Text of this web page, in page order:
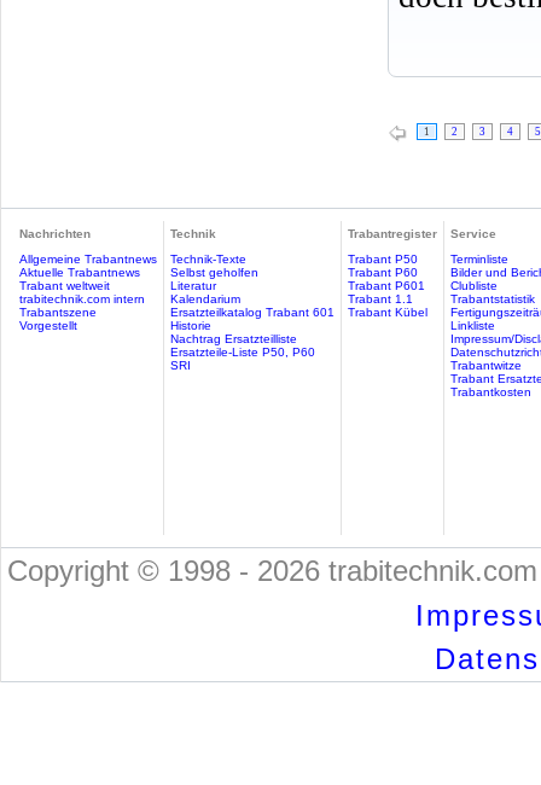
1 2 3 4 5
Nachrichten
Allgemeine Trabantnews
Aktuelle Trabantnews
Trabant weltweit
trabitechnik.com intern
Trabantszene
Vorgestellt
Technik
Technik-Texte
Selbst geholfen
Literatur
Kalendarium
Ersatzteilkatalog Trabant 601
Historie
Nachtrag Ersatzteilliste
Ersatzteile-Liste P50, P60
SRI
Trabantregister
Trabant P50
Trabant P60
Trabant P601
Trabant 1.1
Trabant Kübel
Service
Terminliste
Bilder und
Clubliste
Trabantstatistik
Linkliste
Impressum/
Trabantwitze
Trabant
Trabantkosten
Copyright © 1998 - 2026